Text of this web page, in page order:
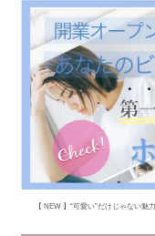
【 NEW 】“可愛い”だけじゃない